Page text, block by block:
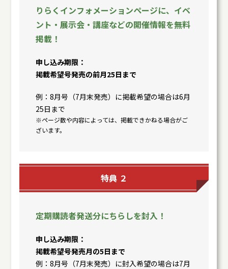
りらくインフォメーションページに、イベ
ント・展示会・講座などの開催情報を無料
掲載！
申し込み期限
掲載希望号発売の前月25日まで
例：8月号（7月末発売）に掲載希望の場合は6月
25日まで
※ページ数や内容によっては、掲載できかねる場合がご
ざいます。
特典 ２
定期購読者発送分にちらしを封入！
申し込み期限
掲載希望号発売月の5日まで
例：8月号（7月末発売）に封入希望の場合は7月